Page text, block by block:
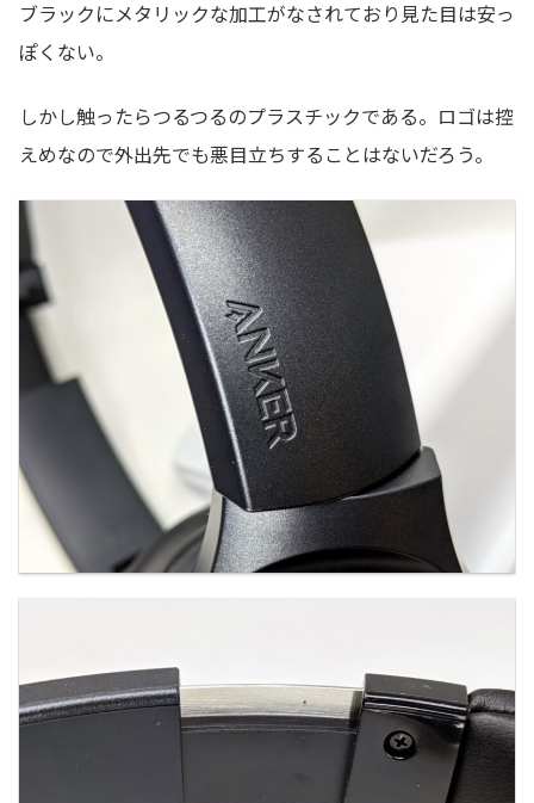
ブラックにメタリックな加工がなされており見た目は安っ
ぽくない。
しかし触ったらつるつるのプラスチックである。ロゴは控
えめなので外出先でも悪目立ちすることはないだろう。